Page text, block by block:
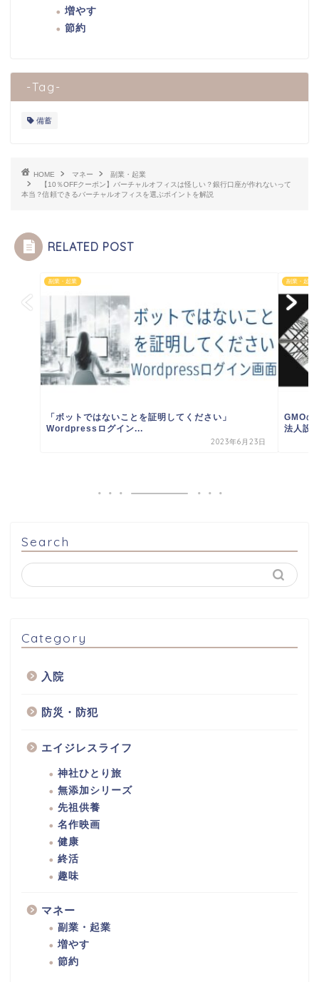
増やす
節約
-Tag-
備蓄
HOME マネー
副業・起業
【10％OFFクーポン】バーチャルオフィスは怪しい？銀行口座が作れないって
本当？信頼できるバーチャルオフィスを選ぶポイントを解説
RELATED POST
副業・起業
「ボットではないことを証明してください」
Wordpressログイン...
2023年6月23日
副業・起業
GMOの
法人設
Search
Category
入院
防災・防犯
エイジレスライフ
神社ひとり旅
無添加シリーズ
先祖供養
名作映画
健康
終活
趣味
マネー
副業・起業
増やす
節約